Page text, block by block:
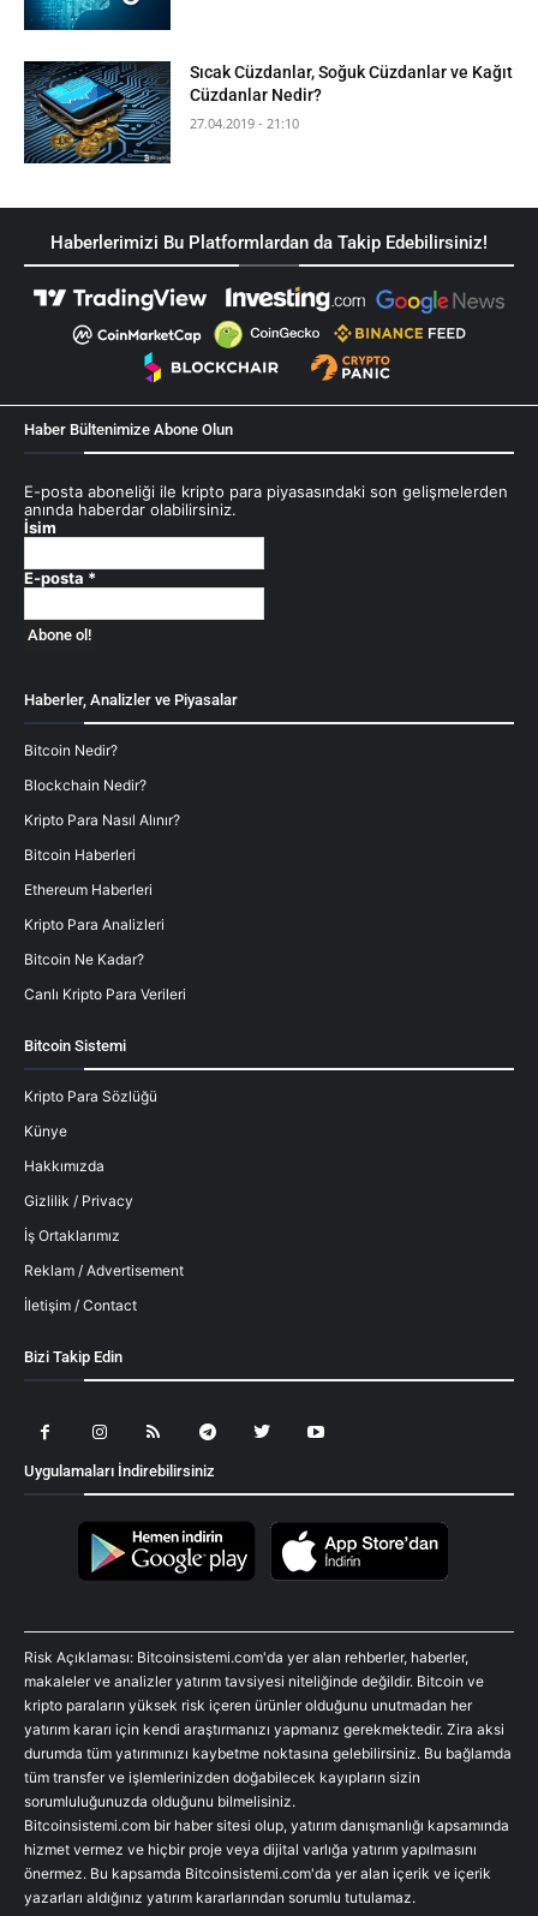
Sıcak Cüzdanlar, Soğuk Cüzdanlar ve Kağıt
Cüzdanlar Nedir?
27.04.2019 - 21:10
Haberlerimizi Bu Platformlardan da Takip Edebilirsiniz!
Haber Bültenimize Abone Olun
E-posta aboneliği ile kripto para piyasasındaki son gelişmelerden
anında haberdar olabilirsiniz.
İsim
E-posta *
Haberler, Analizler ve Piyasalar
Bitcoin Nedir?
Blockchain Nedir?
Kripto Para Nasıl Alınır?
Bitcoin Haberleri
Ethereum Haberleri
Kripto Para Analizleri
Bitcoin Ne Kadar?
Canlı Kripto Para Verileri
Bitcoin Sistemi
Kripto Para Sözlüğü
Künye
Hakkımızda
Gizlilik / Privacy
İş Ortaklarımız
Reklam / Advertisement
İletişim / Contact
Bizi Takip Edin
Uygulamaları İndirebilirsiniz
Risk Açıklaması: Bitcoinsistemi.com'da yer alan rehberler, haberler,
makaleler ve analizler yatırım tavsiyesi niteliğinde değildir. Bitcoin ve
kripto paraların yüksek risk içeren ürünler olduğunu unutmadan her
yatırım kararı için kendi araştırmanızı yapmanız gerekmektedir. Zira aksi
durumda tüm yatırımınızı kaybetme noktasına gelebilirsiniz. Bu bağlamda
tüm transfer ve işlemlerinizden doğabilecek kayıpların sizin
sorumluluğunuzda olduğunu bilmelisiniz.
Bitcoinsistemi.com bir haber sitesi olup, yatırım danışmanlığı kapsamında
hizmet vermez ve hiçbir proje veya dijital varlığa yatırım yapılmasını
önermez. Bu kapsamda Bitcoinsistemi.com'da yer alan içerik ve içerik
yazarları aldığınız yatırım kararlarından sorumlu tutulamaz.